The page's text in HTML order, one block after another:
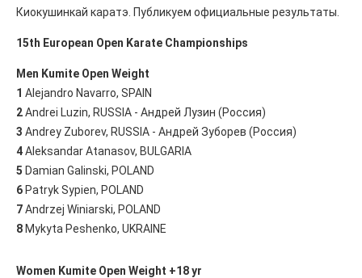
Киокушинкай каратэ. Публикуем официальные результаты.
15th European Open Karate Championships
Men Kumite Open Weight
1 Alejandro Navarro, SPAIN
2Andrei Luzin, RUSSIA - Андрей Лузин (Россия)
3 Andrey Zuborev, RUSSIA - Андрей Зуборев (Россия)
4Aleksandar Atanasov, BULGARIA
5 Damian Galinski, POLAND
6 Patryk Sypien, POLAND
7Andrzej Winiarski, POLAND
8 Mykyta Peshenko, UKRAINE
Women Kumite Open Weight +18 yr